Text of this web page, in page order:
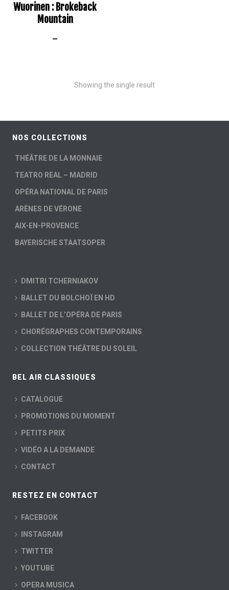
Wuorinen : Brokeback
Mountain
–
Showing the single result
NOS COLLECTIONS
THÉÂTRE DE LA MONNAIE
TEATRO REAL – MADRID
OPÉRA NATIONAL DE PARIS
ARÈNES DE VÉRONE
AIX-EN-PROVENCE
BAYERISCHE STAATSOPER
DMITRI TCHERNIAKOV
BALLET DU BOLCHOÏ EN HD
BALLET DE L’OPÉRA DE PARIS
CHORÉGRAPHES CONTEMPORAINS
COLLECTION THÉÂTRE DU SOLEIL
BEL AIR CLASSIQUES
CATALOGUE
PROMOTIONS DU MOMENT
PETITS PRIX
VIDÉO A LA DEMANDE
CONTACT
RESTEZ EN CONTACT
FACEBOOK
INSTAGRAM
TWITTER
YOUTUBE
OPERA MUSICA